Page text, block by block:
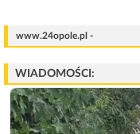
www.24opole.pl -
WIADOMOŚCI: